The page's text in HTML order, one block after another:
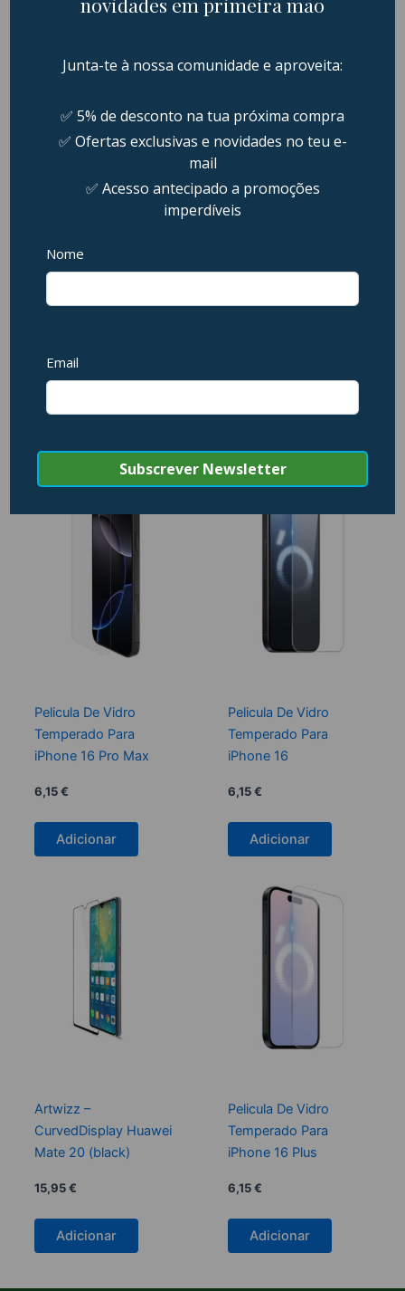
A película de vidro temperado da N&R Store foi projetada
risco de danos ao ecrã em caso de quedas ou impactos. No
todas as circunstâncias. A N&R Store não se responsabiliza
por quaisquer danos ao ecrã do dispositivo decorrentes de
quedas, impactos ou uso inadequado, mesmo com a
Histórico de Preços (Últimos 30 dias)
Produtos Relacionados
Pelicula De Vidro
Temperado Para
iPhone 16 Pro Max
6,15€
Adicionar
Pelicula De Vidro
Temperado Para
iPhone 16
6,15€
Adicionar
Artwizz –
CurvedDisplay Huawei
Mate 20 (black)
15,95€
Adicionar
Pelicula De Vidro
Temperado Para
iPhone 16 Plus
6,15€
Adicionar